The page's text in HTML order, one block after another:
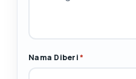
Nama Diberi*